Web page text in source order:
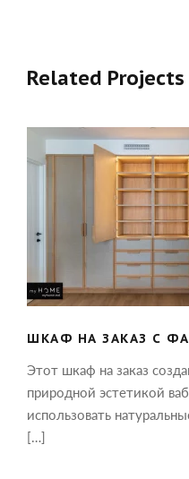
Related Projects
ШКАФ НА
ШКАФ НА ЗАКАЗ С
Этот шкаф на заказ
природной эстетикой
использовать
[…]